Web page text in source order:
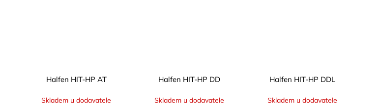
Halfen HIT-HP AT
Skladem u dodavatele
Halfen HIT-HP DD
Skladem u dodavatele
Halfen HIT-HP DDL
Skladem u dodavatele